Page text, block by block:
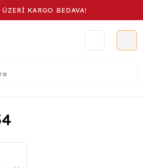
ÜZERİ KARGO BEDAVA!